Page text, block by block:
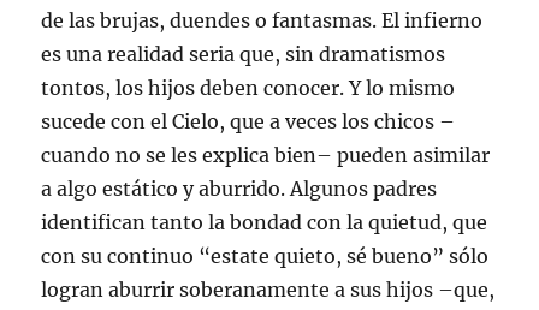
de las brujas, duendes o fantasmas. El infierno
es una realidad seria que, sin dramatismos
tontos, los hijos deben conocer. Y lo mismo
sucede con el Cielo, que a veces los chicos –
cuando no se les explica bien– pueden asimilar
a algo estático y aburrido. Algunos padres
identifican tanto la bondad con la quietud, que
con su continuo “estate quieto, sé bueno” sólo
logran aburrir soberanamente a sus hijos –que,